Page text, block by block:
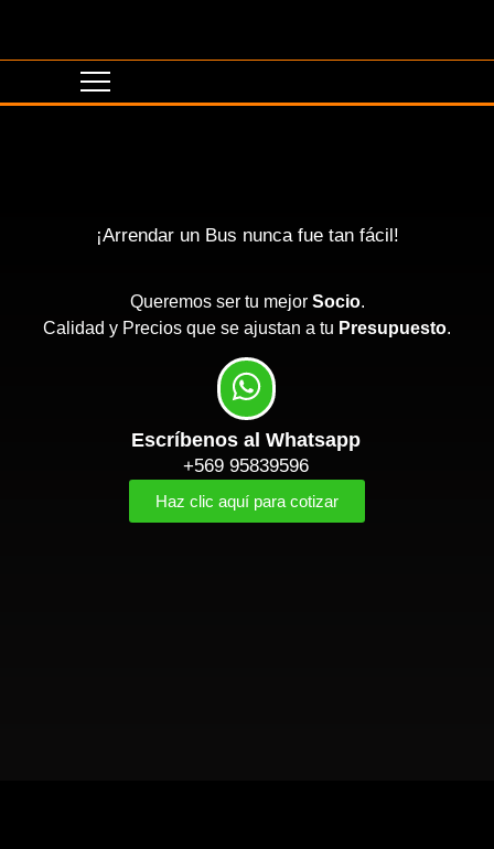
¡Arrendar un Bus nunca fue tan fácil!
Queremos ser tu mejor Socio.
Calidad y Precios que se ajustan a tu Presupuesto.
Escríbenos al Whatsapp
+569 95839596
Haz clic aquí para cotizar